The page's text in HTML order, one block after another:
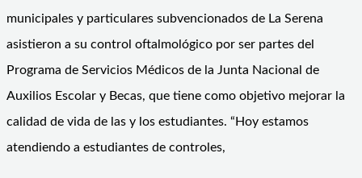
municipales y particulares subvencionados de La Serena
asistieron a su control oftalmológico por ser partes del
Programa de Servicios Médicos de la Junta Nacional de
Auxilios Escolar y Becas, que tiene como objetivo mejorar la
calidad de vida de las y los estudiantes. “Hoy estamos
atendiendo a estudiantes de controles,